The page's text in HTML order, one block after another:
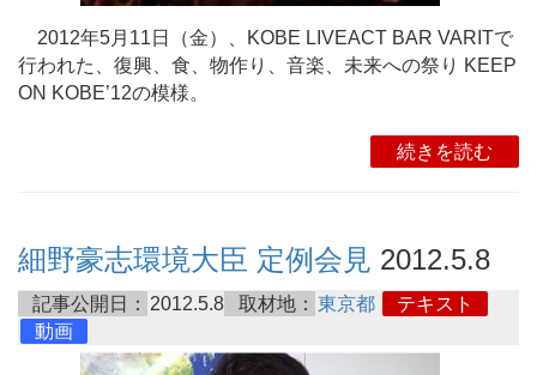
2012年5月11日（金）、KOBE LIVEACT BAR VARITで
行われた、復興、食、物作り、音楽、未来への祭り KEEP
ON KOBE’12の模様。
続きを読む
細野豪志環境大臣 定例会見 2012.5.8
記事公開日： 2012.5.8 取材地： 東京都
テキスト
動画